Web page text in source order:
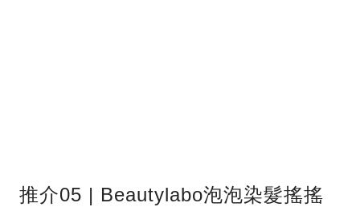
推介05 | Beautylabo泡泡染髮搖搖